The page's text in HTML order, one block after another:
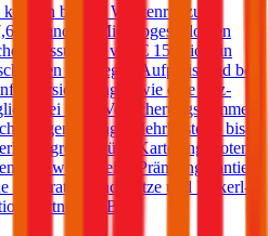
bei der Wüstenrot zu
10 und 15 Mio. abgeschlossen
von € 15 Mio. ein
ist. Gegen Aufpreis sind bei
sowie eine Kfz-
Bei einer Versicherungssumme
- gegen geringe Mehrkosten - bis
große grüne Karte angeboten.
sind weiters eine Prämiengarantie
für Gratis-Kindersitze und Pickerl-
ARBÖ.